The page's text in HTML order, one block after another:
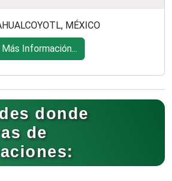
MÉXICO
Más Información...
donde
de